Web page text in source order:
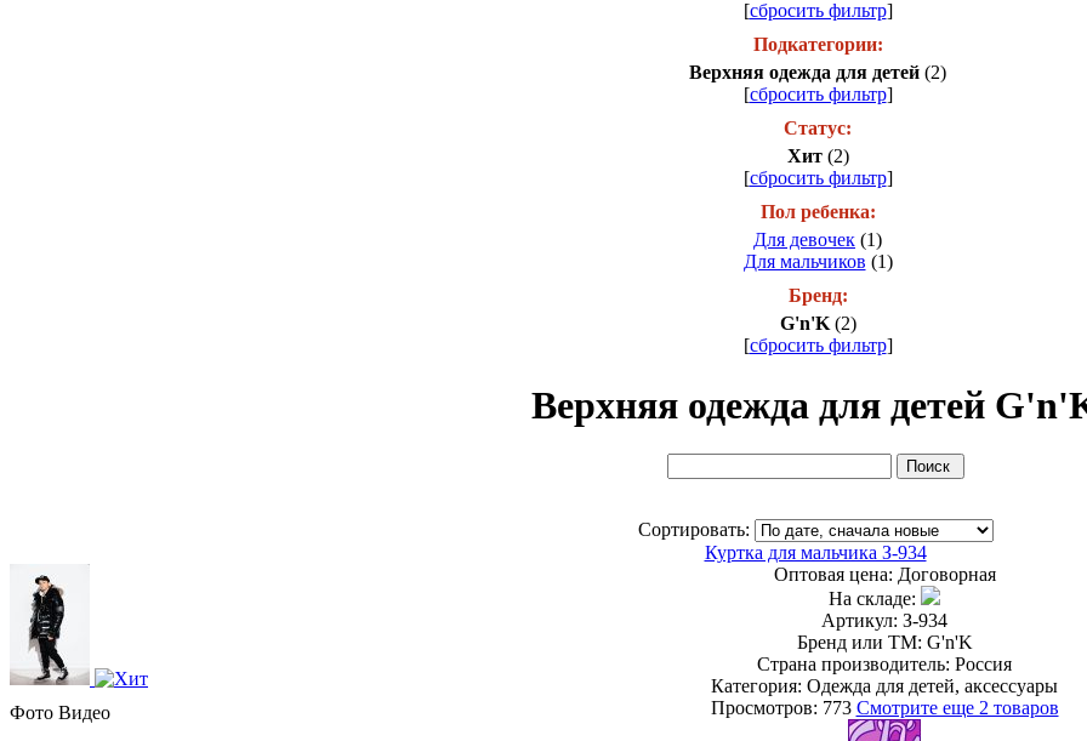
[сбросить фильтр]
Подкатегории:
Верхняя одежда для детей (2)
[сбросить фильтр]
Статус:
Хит (2)
[сбросить фильтр]
Пол ребенка:
Для девочек (1)
Для мальчиков (1)
Бренд:
G'n'K (2)
[сбросить фильтр]
Верхняя одежда для детей
Сортировать:
Куртка для мальчика З-934
Фото Видео
Оптовая цена: Договорная
На складе:
Артикул: З-934
Бренд или ТМ: G'n'K
Страна производитель: Россия
Категория: Одежда для детей, аксессуары
Просмотров: 773 Смотрите еще 2 товаров